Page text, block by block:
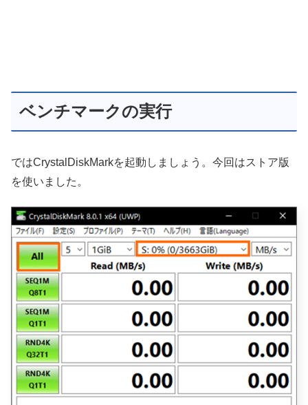
ベンチマークの実行
ではCrystalDiskMarkを起動しましょう。今回はストア版
を使いました。